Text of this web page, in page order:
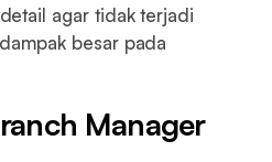
agar tidak terjadi
besar pada
Manager